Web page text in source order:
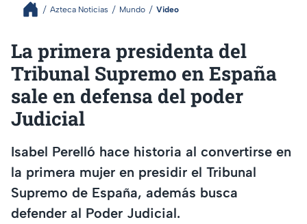
Azteca Noticias Mundo Video
La primera presidenta del
Tribunal Supremo en España
sale en defensa del poder
Judicial
Isabel Perelló hace historia al convertirse en
la primera mujer en presidir el Tribunal
Supremo de España, además busca
defender al Poder Judicial.